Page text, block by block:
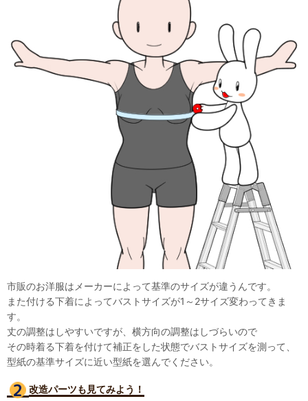
市販のお洋服はメーカーによって基準のサイズが違うんです。
また付ける下着によってバストサイズが1～2サイズ変わってきま
す。
丈の調整はしやすいですが、横方向の調整はしづらいので
その時着る下着を付けて補正をした状態でバストサイズを測って、
型紙の基準サイズに近い型紙を選んでください。
改造パーツも見てみよう！